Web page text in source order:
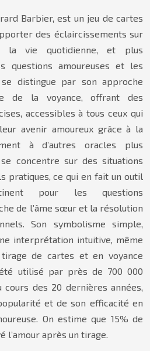
Barbier, est un jeu de cartes
des éclaircissements sur
la vie quotidienne, et plus
questions amoureuses et les
distingue par son approche
de la voyance, offrant des
accessibles à tous ceux qui
avenir amoureux grâce à la
à d’autres oracles plus
se concentre sur des situations
pratiques, ce qui en fait un outil
pour les questions
de l’âme sœur et la résolution
Son symbolisme simple,
interprétation intuitive, même
de cartes et en voyance
été utilisé par près de 700 000
cours des 20 dernières années,
et de son efficacité en
On estime que 15% de
l’amour après un tirage.